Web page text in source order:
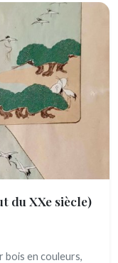
du XXe siècle)
bois en couleurs,